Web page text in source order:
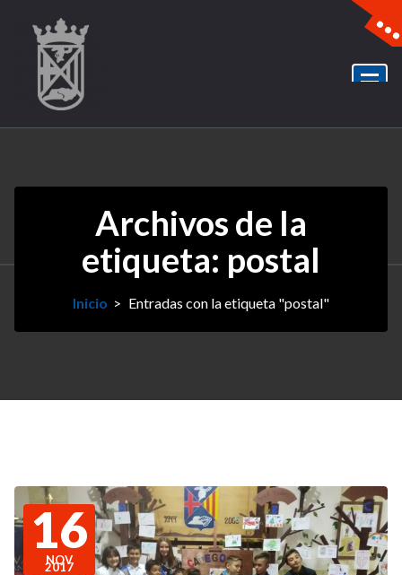
Archivos de la
etiqueta: postal
Inicio > Entradas con la etiqueta "postal"
16
NOV
2017